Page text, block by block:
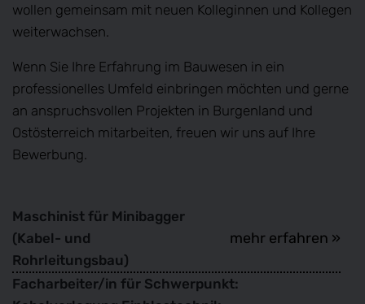
wollen gemeinsam mit neuen Kolleginnen und Kollegen
weiterwachsen.
Wenn Sie Ihre Erfahrung im Bauwesen in ein
professionelles Umfeld einbringen möchten und gerne
an anspruchsvollen Projekten in Burgenland und
Ostösterreich mitarbeiten, freuen wir uns auf Ihre
Bewerbung.
Maschinist für Minibagger
(Kabel- und
Rohrleitungsbau)
mehr erfahren »
Facharbeiter/in für Schwerpunkt: